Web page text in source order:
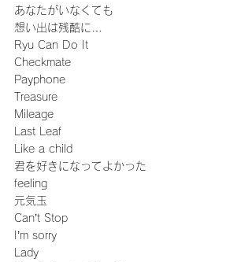
あなたがいなくても
想い出は残酷に…
Ryu Can Do It
Checkmate
Payphone
Treasure
Mileage
Last Leaf
Like a child
君を好きになってよかった
feeling
元気玉
Can’t Stop
I’m sorry
Lady